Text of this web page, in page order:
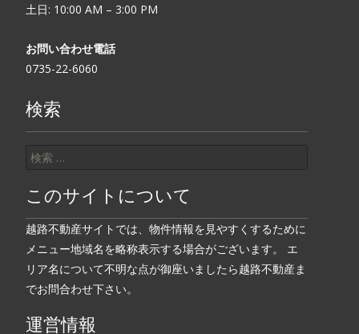
土日: 10:00 AM – 3:00 PM
お問い合わせ電話
0735-22-6060
検索
このサイトについて
越路不動産サイトでは、物件情報を見やすくするために
メニュー地域名を略称表示する場合がございます。 エ
リア名について不明な点が御座いましたら越路不動産ま
でお問合わせ下さい。
運営情報